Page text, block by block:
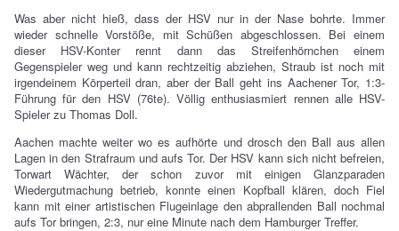
Was aber nicht hieß, dass der HSV nur in der Nase bohrte. Immer
wieder schnelle Vorstöße, mit Schüßen abgeschlossen. Bei einem
dieser HSV-Konter rennt dann das Streifenhörnchen einem
Gegenspieler weg und kann rechtzeitig abziehen, Straub ist noch mit
irgendeinem Körperteil dran, aber der Ball geht ins Aachener Tor, 1:3-
Führung für den HSV (76te). Völlig enthusiasmiert rennen alle HSV-
Spieler zu Thomas Doll.
Aachen machte weiter wo es aufhörte und drosch den Ball aus allen
Lagen in den Strafraum und aufs Tor. Der HSV kann sich nicht befreien,
Torwart Wächter, der schon zuvor mit einigen Glanzparaden
Wiedergutmachung betrieb, konnte einen Kopfball klären, doch Fiel
kann mit einer artistischen Flugeinlage den abprallenden Ball nochmal
aufs Tor bringen, 2:3, nur eine Minute nach dem Hamburger Treffer.